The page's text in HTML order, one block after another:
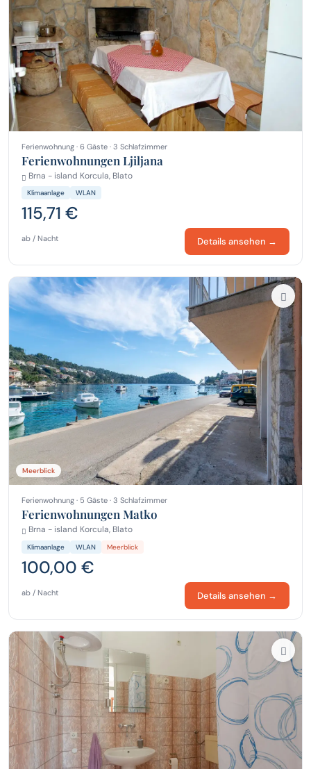
Ferienwohnung · 6 Gäste · 3 Schlafzimmer
Ferienwohnungen Ljiljana
Brna - island Korcula, Blato
Klimaanlage WLAN
115,71 €
ab / Nacht Details ansehen →
Meerblick
Ferienwohnung · 5 Gäste · 3 Schlafzimmer
Ferienwohnungen Matko
Brna - island Korcula, Blato
Klimaanlage WLAN Meerblick
100,00 €
ab / Nacht Details ansehen →